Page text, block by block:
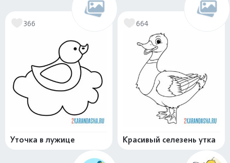
366
Уточка в лужице
664
Красивый селезень утка